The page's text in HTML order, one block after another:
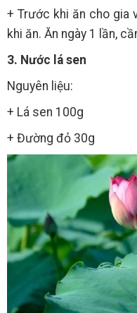
+ Trước khi ăn cho gia
khi ăn. Ăn ngày 1 lần,
3. Nước lá sen
Nguyên liệu:
+ Lá sen 100g
+ Đường đỏ 30g